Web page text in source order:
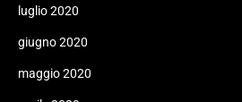
luglio 2020
giugno 2020
maggio 2020